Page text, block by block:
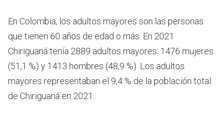
En Colombia, los adultos mayores son las personas
que tienen 60 años de edad o más. En 2021
Chiriguaná tenía 2889 adultos mayores: 1476 mujeres
(51,1 %) y 1413 hombres (48,9 %). Los adultos
mayores representaban el 9,4 % de la población total
de Chiriguaná en 2021.